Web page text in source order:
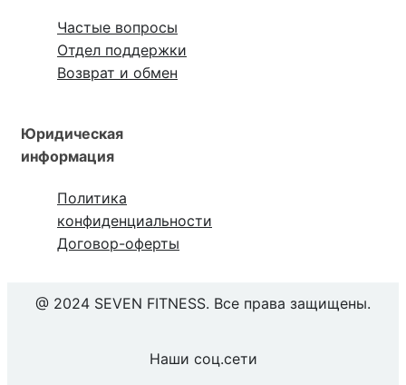
Частые вопросы
Отдел поддержки
Возврат и обмен
Юридическая
информация
Политика
конфиденциальности
Договор-оферты
@ 2024 SEVEN FITNESS. Все права защищены.
Наши соц.сети